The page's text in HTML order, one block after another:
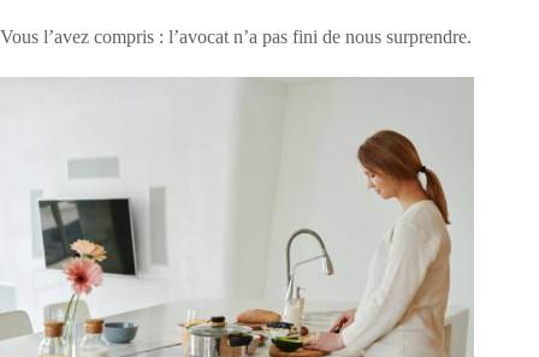
Vous l’avez compris : l’avocat n’a pas fini de nous surprendre.